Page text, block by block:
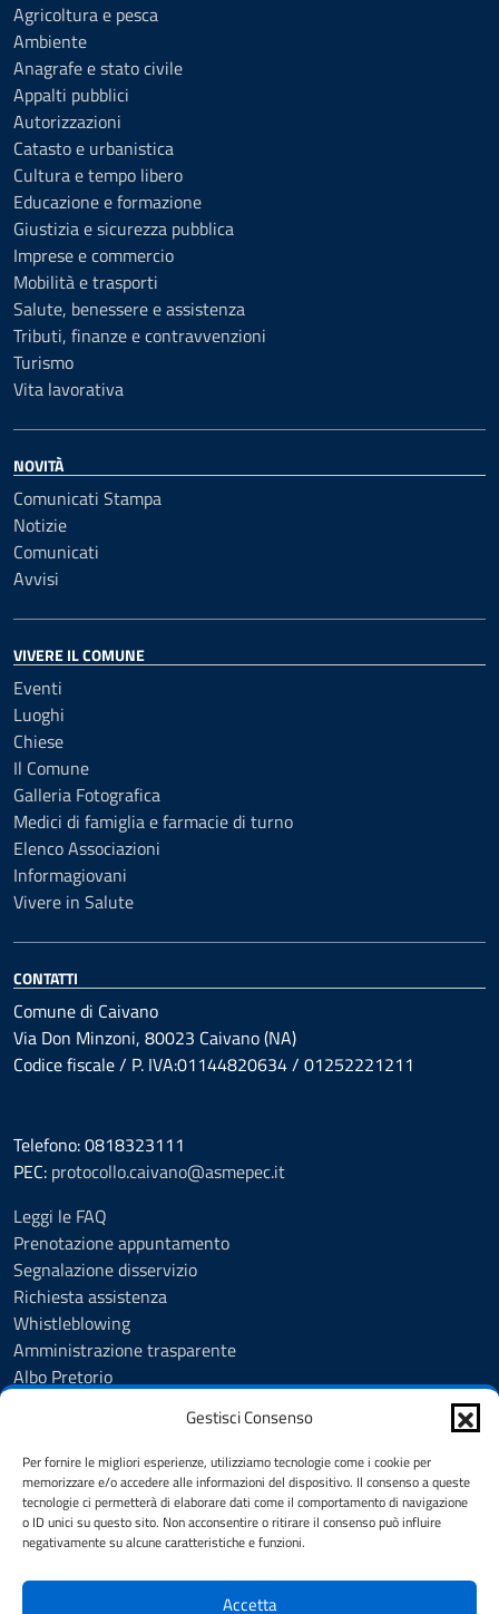
Gestisci Consenso
Per fornire le migliori esperienze, utilizziamo tecnologie come i cookie per
memorizzare e/o accedere alle informazioni del dispositivo. Il consenso a queste
tecnologie ci permetterà di elaborare dati come il comportamento di navigazione
o ID unici su questo sito. Non acconsentire o ritirare il consenso può influire
negativamente su alcune caratteristiche e funzioni.
Accetta
Agricoltura e pesca
Ambiente
Anagrafe e stato civile
Appalti pubblici
Autorizzazioni
Catasto e urbanistica
Cultura e tempo libero
Educazione e formazione
Giustizia e sicurezza pubblica
Imprese e commercio
Mobilità e trasporti
Salute, benessere e assistenza
Tributi, finanze e contravvenzioni
Turismo
Vita lavorativa
NOVITÀ
Comunicati Stampa
Notizie
Comunicati
Avvisi
VIVERE IL COMUNE
Eventi
Luoghi
Chiese
Il Comune
Galleria Fotografica
Medici di famiglia e farmacie di turno
Elenco Associazioni
Informagiovani
Vivere in Salute
CONTATTI
Comune di Caivano
Via Don Minzoni, 80023 Caivano (NA)
Codice fiscale / P. IVA:01144820634 / 01252221211
Telefono: 0818323111
PEC: protocollo.caivano@asmepec.it
Leggi le FAQ
Prenotazione appuntamento
Segnalazione disservizio
Richiesta assistenza
Whistleblowing
Amministrazione trasparente
Albo Pretorio
Cookie Policy
Informativa privacy videosorveglianza urbana targhe
Feedback
Dichiarazione di accessibilità